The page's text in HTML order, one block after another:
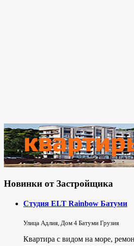
Новинки от Застройщика
Студия ELT Rainbow Батуми
Улица Адлия, Дом 4 Батуми Грузия
Квартира с видом на море,